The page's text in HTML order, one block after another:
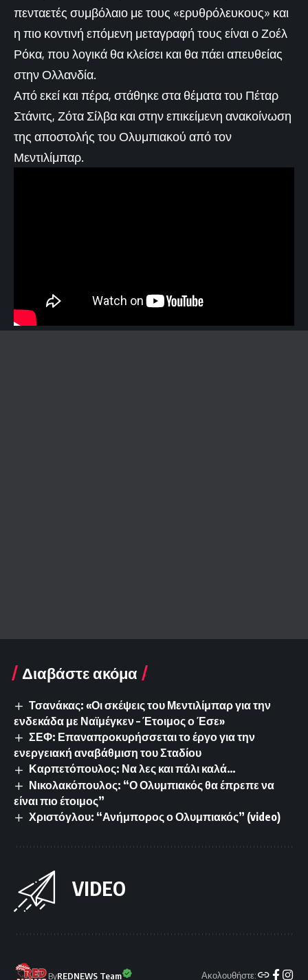
πενταετές συμβόλαιο με τους «ερυθρόλευκους» και
η πιο κοντινή επόμενη μεταγραφή τους είναι ο Ζοέλ
Ρόκα, που λογικά θα κλείσει και θα πάει απευθείας
στην Ολλανδία.
Από εκεί και πέρα, στάθηκε στα θέματα του Πέταρ
Στάνιτς, Ζότα Σίλβα και στην επικείμενη ανακοίνωση
της αποστολής του Ολυμπιακού από τον
Μεντιλίμπαρ.
Διαβάστε ακόμα
Τσανάκας: «Οι σκέψεις του Μεντιλίμπαρ για την
ενδεκάδα με Ναϊμέγκεν – Έτοιμος ο Έσε»
ΣΕΦ: Επαναπροκυρήσσεται το έργο για την
ενεργειακή αναβάθμιση του Σταδίου
Καρπετόπουλος: Να λες και πάλι καλά…
Νικολακόπουλος: “Ο Ολυμπιακός θα έπρεπε να
είναι πιο έτοιμος”
Χριστόγλου: “Ανήμπορος ο Ολυμπιακός” (video)
VIDEO
ByREDNEWS Team Ακολουθήστε: